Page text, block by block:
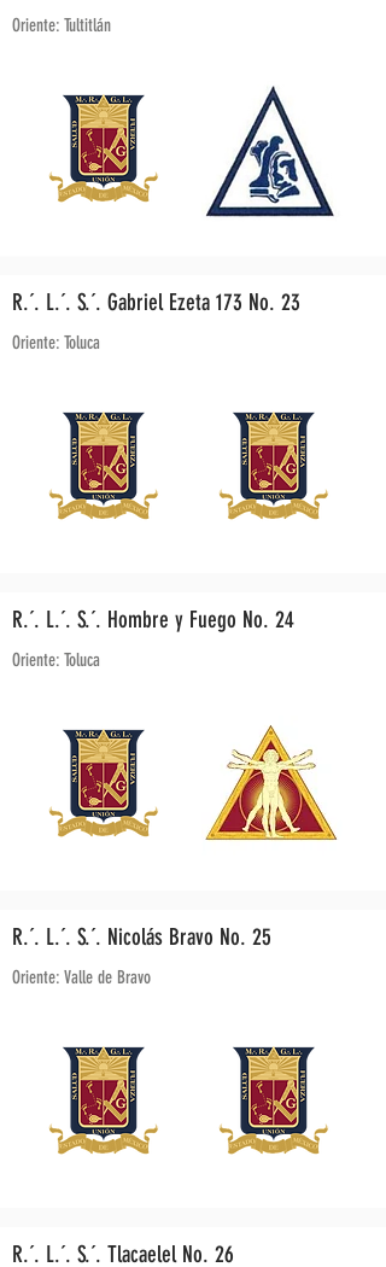
Oriente: Tultitlán
R.´. L.´. S.´. Gabriel Ezeta 173 No. 23
Oriente: Toluca
R.´. L.´. S.´. Hombre y Fuego No. 24
Oriente: Toluca
R.´. L.´. S.´. Nicolás Bravo No. 25
Oriente: Valle de Bravo
R.´. L.´. S.´. Tlacaelel No. 26